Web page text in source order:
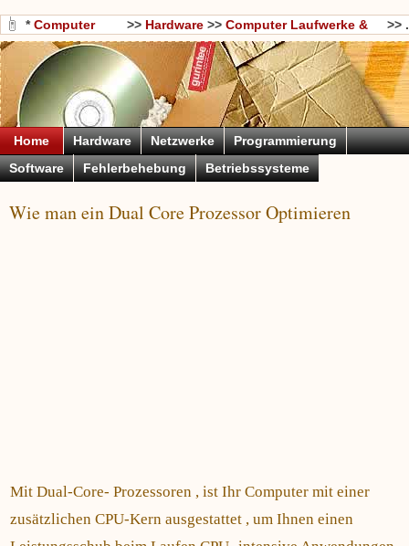
*Computer
Wissen
>> Hardware >>Computer Laufwerke &
Storage
>> .
Home Hardware Netzwerke
Programmierung
Software
Fehlerbehebung Betriebssysteme
Wie man ein Dual Core Prozessor Optimieren
Mit Dual-Core- Prozessoren , ist Ihr Computer mit einer
zusätzlichen CPU-Kern ausgestattet , um Ihnen einen